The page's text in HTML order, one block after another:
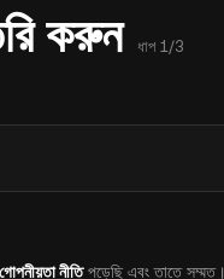
করুন ধাপ 1/3
গোপনীয়তা নীতিপড়েছি এবং তাতে সম্মত।